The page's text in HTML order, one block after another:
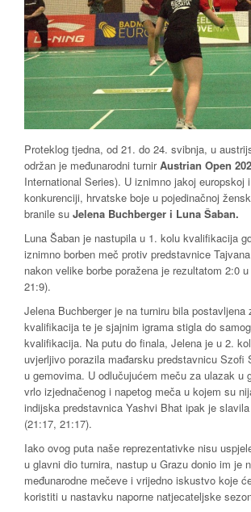
Proteklog tjedna, od 21. do 24. svibnja, u
održan je međunarodni turnirAustrian Open
International Series). U iznimno jakoj europskoj
konkurenciji, hrvatske boje u pojedinačnoj
branile su Jelena Buchberger i Luna Šaban.
Luna Šaban je nastupila u 1. kolu kvalifikacija
iznimno borben meč protiv predstavnice
nakon velike borbe poražena je rezultatom 2:0
21:9).
Jelena Buchberger je na turniru bila
kvalifikacija te je sjajnim igrama stigla do
kvalifikacija. Na putu do finala, Jelena je u 2.
uvjerljivo porazila mađarsku predstavnicu Szofi
u gemovima. U odlučujućem meču za ulazak u
vrlo izjednačenog i napetog meča u kojem su
indijska predstavnica Yashvi Bhat ipak je
(21:17, 21:17).
Iako ovog puta naše reprezentativke nisu
u glavni dio turnira, nastup u Grazu donio im je
međunarodne mečeve i vrijedno iskustvo koje
koristiti u nastavku naporne natjecateljske